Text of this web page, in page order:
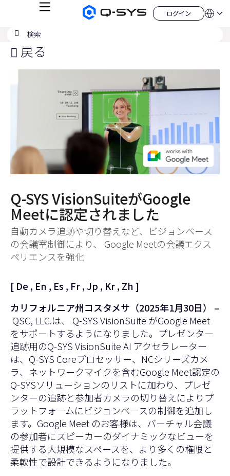
Q-
製
ホ
ー
ジ
メ
ュ
ー
ログイン
ロ
グ
言
QSYS.com (English)
India (English)
Deutsch
Español
China (中文)
の
戻る
Q-SYS VisionSuiteがGoogle
Meetに認定されました
自動カメラ追跡や切り替えなど、ビジョンベース
の会議室制御により、 Google Meetの会議エクス
ペリエンスを強化
[ De, En , Es , Fr,Jp , Kr, Zh]
カリフォルニア州コスタメサ（2025年1月30日） –
QSC, LLC.は、
Q-SYS VisionSuite がGoogle Meet
をサポートするようになりました。プレゼンター
追跡用のQ-SYS VisionSuite AI アクセラレーター
は、Q-SYS Coreプロセッサー、NCシリーズカメ
ラ、ネットワークマイクを含むGoogle Meet認定の
Q-SYSソリューションのリストに加わり、プレゼ
ンターの追跡と参加者カメラの切り替えによりプ
ラットフォームにビジョンベースの制御を追加し
ます。Google Meet のお客様は、バーチャル会議
の参加者にスピーカーのダイナミックなビューを
提供する大規模なスペースを、より多くの権限と
柔軟性で設計できるようになりました。